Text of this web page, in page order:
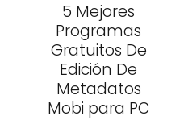
5 Mejores
Programas
Gratuitos De
Edición De
Metadatos
Mobi para PC